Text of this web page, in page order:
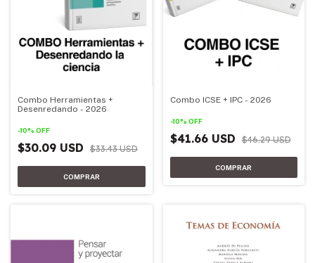
Combo Herramientas +
Desenredando - 2026
-10% OFF
$30.09 USD $33.43 USD
Combo ICSE + IPC - 2026
-10% OFF
$41.66 USD $46.29 USD